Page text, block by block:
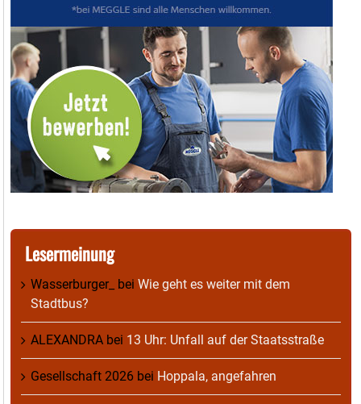
Lesermeinung
Wasserburger_ bei Wie geht es weiter mit dem
Stadtbus?
ALEXANDRA bei 13 Uhr: Unfall auf der Staatsstraße
Gesellschaft 2026 bei Hoppala, angefahren